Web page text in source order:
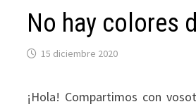
No hay colores
15 diciembre 2020
¡Hola! Compartimos con